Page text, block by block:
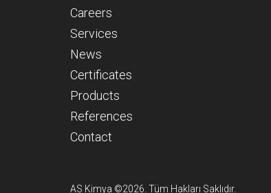
Careers
Services
News
Certificates
Products
References
Contact
AS Kimya ©2026. Tüm Hakları Saklıdır.